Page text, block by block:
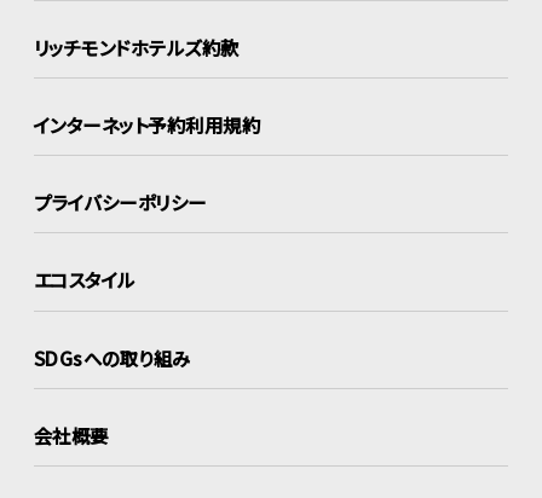
リッチモンドホテルズ約款
インターネット予約利用規約
プライバシーポリシー
エコスタイル
SDGsへの取り組み
会社概要